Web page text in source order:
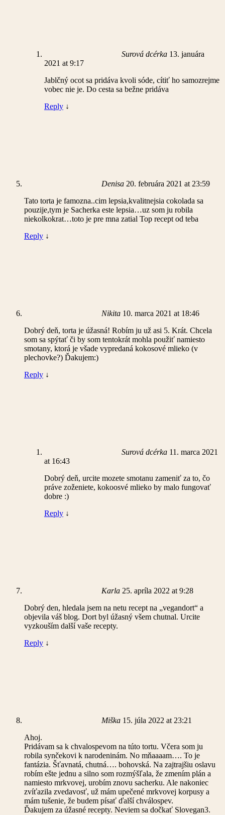
Surová dcérka 13. januára
2021 at 9:17
Jablčný ocot sa pridáva kvoli sóde, cítiť ho samozrejme
vobec nie je. Do cesta sa bežne pridáva
Reply ↓
Denisa 20. februára 2021 at 23:59
Tato torta je famozna..cim lepsia,kvalitnejsia cokolada sa
pouzije,tym je Sacherka este lepsia…uz som ju robila
niekolkokrat…toto je pre mna zatial Top recept od teba
Reply ↓
Nikita 10. marca 2021 at 18:46
Dobrý deň, torta je úžasná! Robím ju už asi 5. Krát. Chcela
som sa spýtať či by som tentokrát mohla použiť namiesto
smotany, ktorá je všade vypredaná kokosové mlieko (v
plechovke?) Ďakujem:)
Reply ↓
Surová dcérka 11. marca 2021
at 16:43
Dobrý deň, urcite mozete smotanu zameniť za to, čo
práve zoženiete, kokoosvé mlieko by malo fungovať
dobre :)
Reply ↓
Karla 25. apríla 2022 at 9:28
Dobrý den, hledala jsem na netu recept na „vegandort“ a
objevila váš blog. Dort byl úžasný všem chutnal. Urcite
vyzkouším další vaše recepty.
Reply ↓
Miška 15. júla 2022 at 23:21
Ahoj.
Pridávam sa k chvalospevom na túto tortu. Včera som ju
robila synčekovi k narodeninám. No mňaaaam…. To je
fantázia. Šťavnatá, chutná…. bohovská. Na zajtrajšiu oslavu
robím ešte jednu a silno som rozmýšľala, že zmením plán a
namiesto mrkvovej, urobím znovu sacherku. Ale nakoniec
zvíťazila zvedavosť, už mám upečené mrkvovej korpusy a
mám tušenie, že budem písať ďalší chválospev.
Ďakujem za úžasné recepty. Neviem sa dočkať Slovegan3.